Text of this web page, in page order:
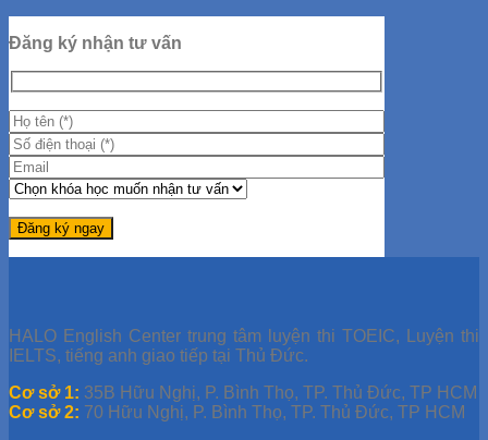
Đăng ký nhận tư vấn
HALO English Center trung tâm luyện thi TOEIC, Luyện thi
IELTS, tiếng anh giao tiếp tại Thủ Đức.
Cơ sở 1: 35B Hữu Nghị, P. Bình Thọ, TP. Thủ Đức, TP HCM
Cơ sở 2: 70 Hữu Nghị, P. Bình Thọ, TP. Thủ Đức, TP HCM